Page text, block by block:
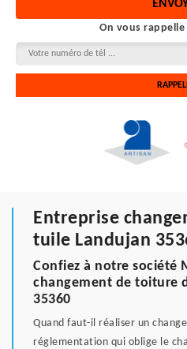
On vous
Entreprise
tuile Landujan
Confiez à notre société
changement de toiture
35360
Quand faut-il réaliser un
réglementation qui oblige le